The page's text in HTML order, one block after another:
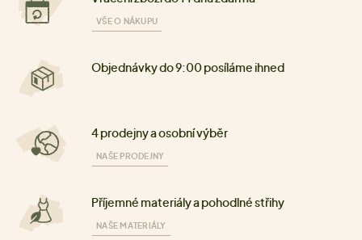
VŠE O NÁKUPU
Objednávky do 9:00 posíláme ihned
4 prodejny a osobní výběr
NAŠE PRODEJNY
Příjemné materiály a pohodlné střihy
NAŠE MATERIÁLY